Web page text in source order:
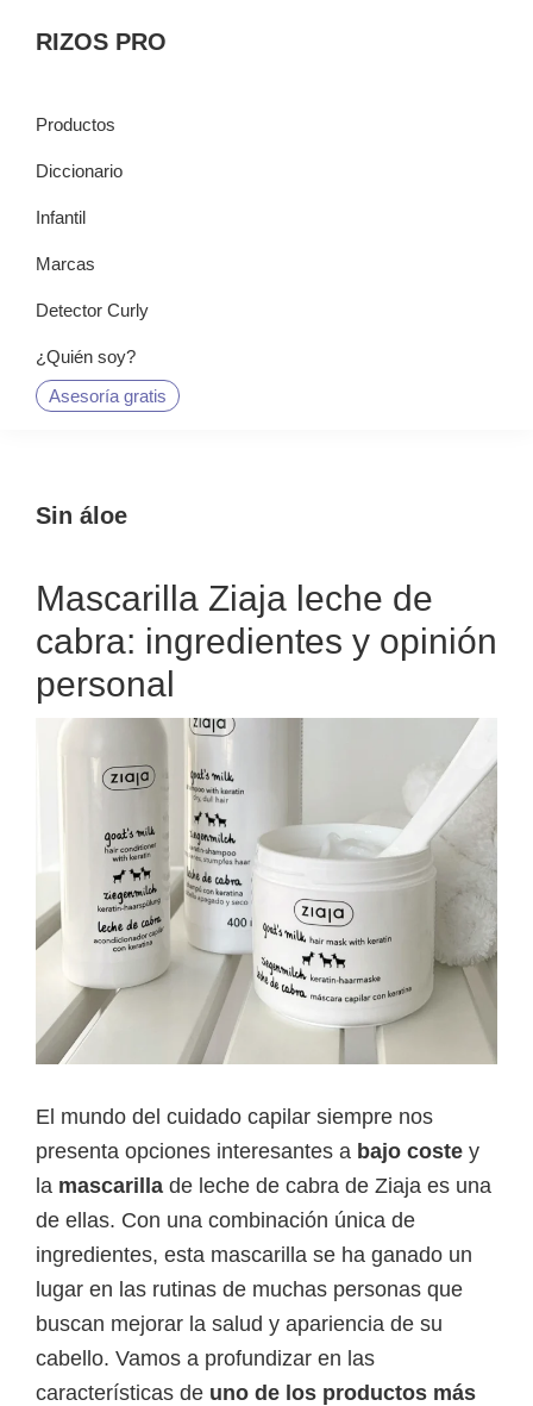
navegación
principal
barra
RIZOS PRO
Productos
Diccionario
Infantil
Marcas
Detector Curly
¿Quién soy?
Asesoría gratis
Sin áloe
Mascarilla Ziaja leche de
cabra: ingredientes y opinión
personal
El mundo del cuidado capilar siempre nos
presenta opciones interesantes a bajo coste y
la mascarilla de leche de cabra de Ziaja es una
de ellas. Con una combinación única de
ingredientes, esta mascarilla se ha ganado un
lugar en las rutinas de muchas personas que
buscan mejorar la salud y apariencia de su
cabello. Vamos a profundizar en las
características de uno de los productos más